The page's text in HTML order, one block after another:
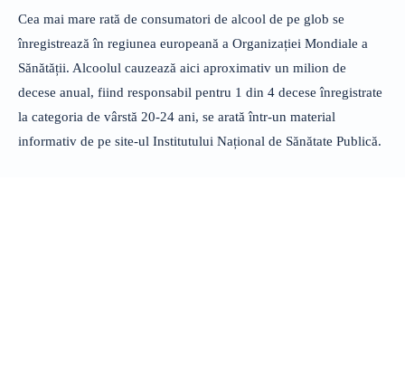
Cea mai mare rată de consumatori de alcool de pe glob se
înregistrează în regiunea europeană a Organizației Mondiale a
Sănătății. Alcoolul cauzează aici aproximativ un milion de
decese anual, fiind responsabil pentru 1 din 4 decese înregistrate
la categoria de vârstă 20-24 ani, se arată într-un material
informativ de pe site-ul Institutului Național de Sănătate Publică.